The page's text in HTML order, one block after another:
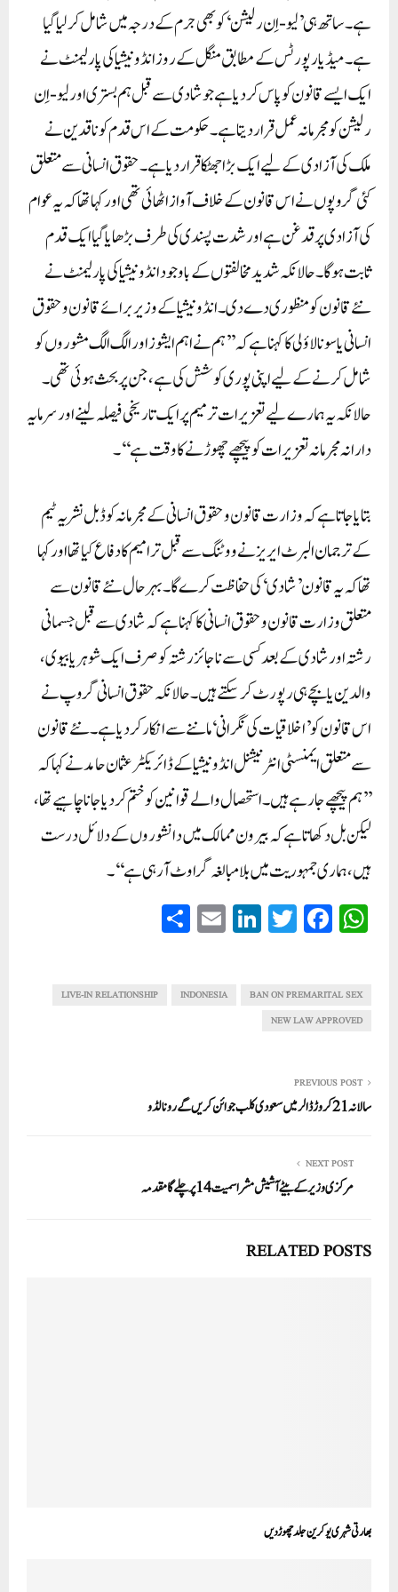
ہے۔ ساتھ ہی ’لیو-اِن رلیشن‘ کو بھی جرم کے درجہ میں شامل کر لیا گیا
ہے۔میڈیا رپورٹس کے مطابق منگل کے روز انڈونیشیا کی پارلیمنٹ نے
ایک ایسے قانون کو پاس کر دیا ہے جو شادی سے قبل ہم بستری اور لیو-اِن
رلیشن کو مجرمانہ عمل قرار دیتا ہے۔ حکومت کے اس قدم کو ناقدین نے
ملک کی آزادی کے لیے ایک بڑا جھٹکا قرار دیا ہے۔ حقوق انسانی سے متعلق
کئی گروپوں نے اس قانون کے خلاف آواز اٹھائی تھی اور کہا تھا کہ یہ عوام
کی آزادی پر قدغن ہے اور شدت پسندی کی طرف بڑھایا گیا ایک قدم
ثابت ہوگا۔ حالانکہ شدید مخالفتوں کے باوجود انڈونیشیا کی پارلیمنٹ نے
نئے قانون کو منظوری دے دی۔انڈونیشیا کے وزیر برائے قانون و حقوق
انسانی یاسونا لاؤلی کا کہنا ہے کہ ’’ہم نے اہم ایشوز اور الگ الگ مشوروں کو
شامل کرنے کے لیے اپنی پوری کوشش کی ہے، جن پر بحث ہوئی تھی۔
حالانکہ یہ ہمارے لیے تعزیرات ترمیم پر ایک تاریخی فیصلہ لینے اور سرمایہ
دارانہ مجرمانہ تعزیرات کو پیچھے چھوڑنے کا وقت ہے‘‘۔
بتایا جاتا ہے کہ وزارت قانون و حقوق انسانی کے مجرمانہ کوڈ بل نشریہ ٹیم
کے ترجمان البرٹ ایریز نے ووٹنگ سے قبل ترامیم کا دفاع کیا تھا اور کہا
تھا کہ یہ قانون ’شادی‘ کی حفاظت کرے گا۔ بہرحال نئے قانون سے
متعلق وزارت قانون و حقوق انسانی کا کہنا ہے کہ شادی سے قبل جسمانی
رشتہ اور شادی کے بعد کسی سے ناجائز رشتہ کو صرف ایک شوہر یا بیوی،
والدین یا بچے ہی رپورٹ کر سکتے ہیں۔ حالانکہ حقوق انسانی گروپ نے
اس قانون کو ’اخلاقیات کی نگرانی‘ ماننے سے انکار کر دیا ہے۔نئے قانون
سے متعلق ایمنسٹی انٹرنیشنل انڈونیشیا کے ڈائریکٹر عثمان حامد نے کہا کہ
’’ہم پیچھے جا رہے ہیں۔ استحصال والے قوانین کو ختم کر دیا جانا چاہیے تھا،
لیکن بل دکھاتا ہے کہ بیرون ممالک میں دانشوروں کے دلائل درست
ہیں، ہماری جمہوریت میں بلامبالغہ گراوٹ آ رہی ہے‘‘۔
W
ha
A
pp
Fa
ce
ok
T
wi
r
Li
nk
In
E
m
BAN ON PREMARITAL SEX
INDONESIA
LIVE-IN RELATIONSHIP
NEW LAW APPROVED
PREVIOUS POST
سالانہ21کروڑ ڈالر میں سعودی کلب جوائن کریں گے رونالڈو
NEXT POST
مرکزی وزیر کے بیٹے آشیش مشرا سمیت 14 پر چلے گا مقدمہ
RELATED POSTS
بھارتی شہری یوکرین جلد چھوڑ دیں